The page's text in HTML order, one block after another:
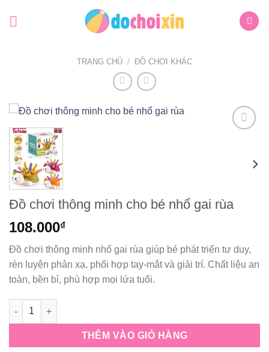
TRANG CHỦ / ĐỒ CHƠI KHÁC
Đồ chơi thông minh cho bé nhổ gai rùa
108.000₫
Đồ chơi thông minh nhổ gai rùa giúp bé phát triển tư duy,
rèn luyện phản xạ, phối hợp tay-mắt và giải trí. Chất liệu an
toàn, bền bỉ, phù hợp mọi lứa tuổi.
Đồ chơi thông minh cho bé nhổ gai rùa số lượng
THÊM VÀO GIỎ HÀNG